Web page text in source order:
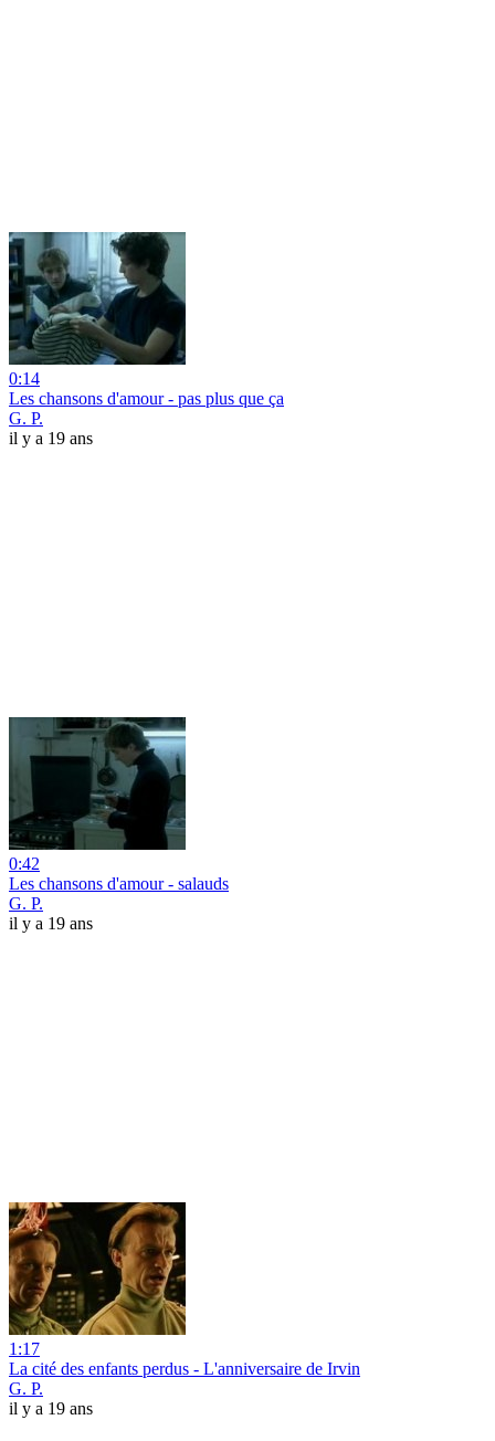
0:14
Les chansons d'amour - pas plus que ça
G. P.
il y a 19 ans
0:42
Les chansons d'amour - salauds
G. P.
il y a 19 ans
1:17
La cité des enfants perdus - L'anniversaire de Irvin
G. P.
il y a 19 ans